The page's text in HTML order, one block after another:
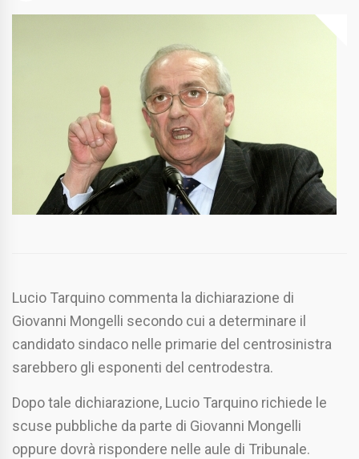
Lucio Tarquino commenta la dichiarazione di
Giovanni Mongelli secondo cui a determinare il
candidato sindaco nelle primarie del centrosinistra
sarebbero gli esponenti del centrodestra.
Dopo tale dichiarazione, Lucio Tarquino richiede le
scuse pubbliche da parte di Giovanni Mongelli
oppure dovrà rispondere nelle aule di Tribunale.